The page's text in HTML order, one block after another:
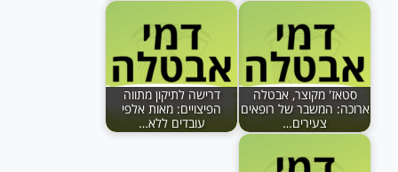
סטאז' מקוצר, אבטלה
ארוכה: המשבר של רופאים
צעירים…
דרישה לתיקון מתווה
הפיצויים: מאות אלפי
עובדים ללא…